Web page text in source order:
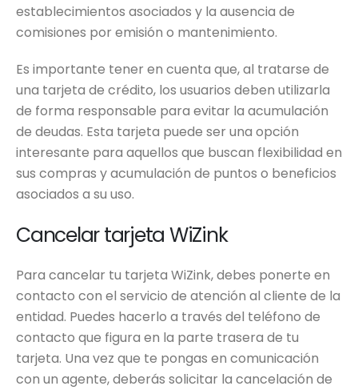
establecimientos asociados y la ausencia de
comisiones por emisión o mantenimiento.
Es importante tener en cuenta que, al tratarse de
una tarjeta de crédito, los usuarios deben utilizarla
de forma responsable para evitar la acumulación
de deudas. Esta tarjeta puede ser una opción
interesante para aquellos que buscan flexibilidad en
sus compras y acumulación de puntos o beneficios
asociados a su uso.
Cancelar tarjeta WiZink
Para cancelar tu tarjeta WiZink, debes ponerte en
contacto con el servicio de atención al cliente de la
entidad. Puedes hacerlo a través del teléfono de
contacto que figura en la parte trasera de tu
tarjeta. Una vez que te pongas en comunicación
con un agente, deberás solicitar la cancelación de